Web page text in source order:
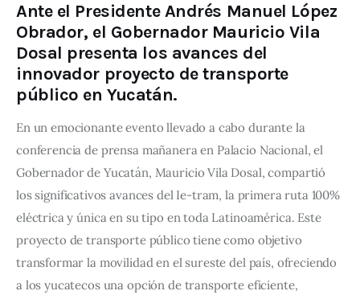
Ante el Presidente Andrés Manuel López
Obrador, el Gobernador Mauricio Vila
Dosal presenta los avances del
innovador proyecto de transporte
público en Yucatán.
En un emocionante evento llevado a cabo durante la
conferencia de prensa mañanera en Palacio Nacional, el
Gobernador de Yucatán, Mauricio Vila Dosal, compartió
los significativos avances del Ie-tram, la primera ruta 100%
eléctrica y única en su tipo en toda Latinoamérica. Este
proyecto de transporte público tiene como objetivo
transformar la movilidad en el sureste del país, ofreciendo
a los yucatecos una opción de transporte eficiente,